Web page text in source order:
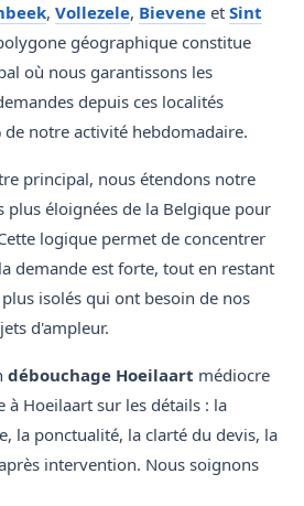
, Vollezele, Bievene et Sint
géographique constitue
où nous garantissons les
depuis ces localités
notre activité hebdomadaire.
principal, nous étendons notre
plus éloignées de la Belgique pour
logique permet de concentrer
demande est forte, tout en restant
isolés qui ont besoin de nos
d'ampleur.
débouchage Hoeilaart médiocre
à Hoeilaart sur les détails : la
la ponctualité, la clarté du devis, la
intervention. Nous soignons